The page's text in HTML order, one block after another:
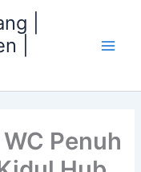
|
|
Penuh